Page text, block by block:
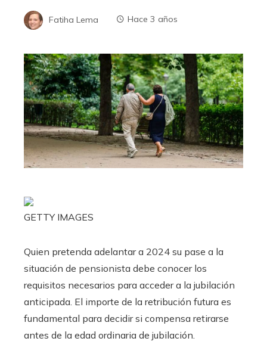
Fatiha Lema Hace 3 años
GETTY IMAGES
Quien pretenda adelantar a 2024 su pase a la
situación de pensionista debe conocer los
requisitos necesarios para acceder a la jubilación
anticipada. El importe de la retribución futura es
fundamental para decidir si compensa retirarse
antes de la edad ordinaria de jubilación.